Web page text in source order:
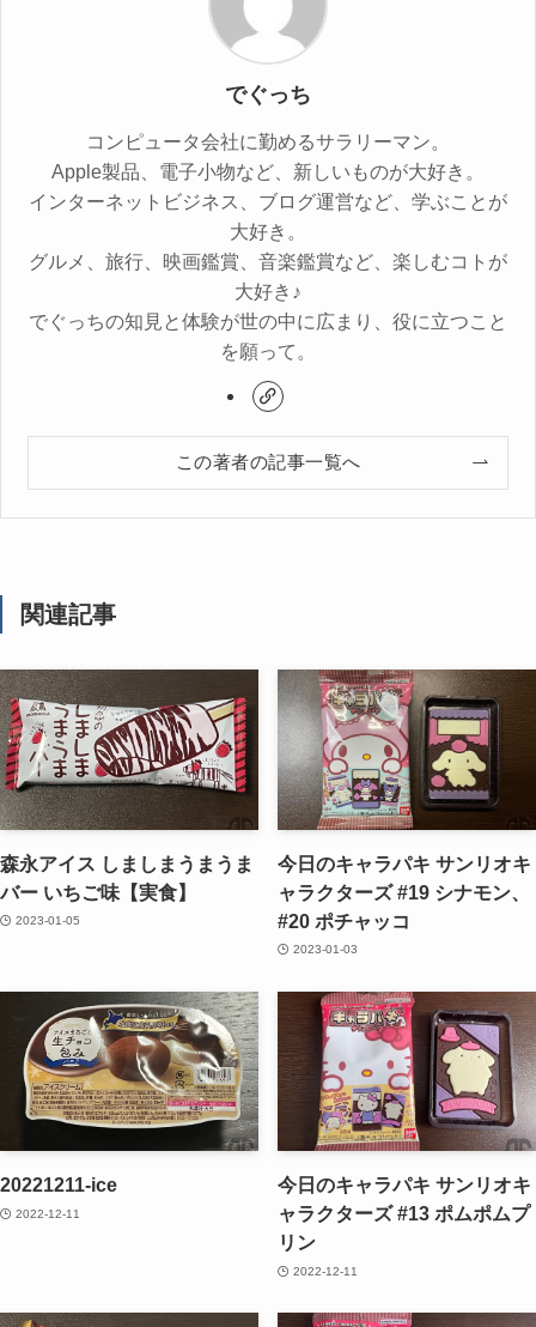
でぐっち
コンピュータ会社に勤めるサラリーマン。
Apple製品、電子小物など、新しいものが大好き。
インターネットビジネス、ブログ運営など、学ぶことが
大好き。
グルメ、旅行、映画鑑賞、音楽鑑賞など、楽しむコトが
大好き♪
でぐっちの知見と体験が世の中に広まり、役に立つこと
を願って。
この著者の記事一覧へ
関連記事
森永アイス しましまうまうま
バー いちご味【実食】
2023-01-05
今日のキャラパキ サンリオキ
ャラクターズ #19 シナモン、
#20 ポチャッコ
2023-01-03
20221211-ice
2022-12-11
今日のキャラパキ サンリオキ
ャラクターズ #13 ポムポムプ
リン
2022-12-11